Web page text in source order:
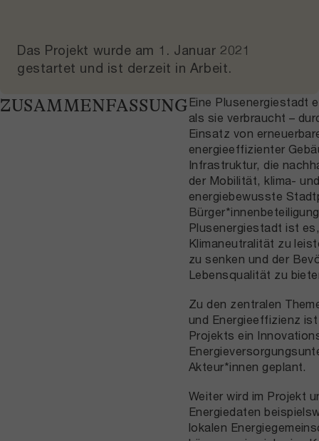
Das Projekt wurde am 1. Januar 2021
gestartet und ist derzeit in Arbeit.
ZUSAMMENFASSUNG Eine Plusenergiestadt
als sie verbraucht –
Einsatz von
energieeffizienter
Infrastruktur, die
der Mobilität, klima-
energiebewusste
Plusenergiestadt ist
Klimaneutralität zu
zu senken und der
Lebensqualität zu
Zu den zentralen
und Energieeffizienz
Projekts ein
Akteur*innen geplant.
Weiter wird im Projekt
Energiedaten
lokalen